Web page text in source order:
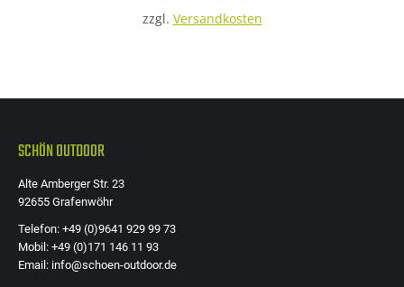
zzgl. Versandkosten
SCHÖN OUTDOOR
Alte Amberger Str. 23
92655 Grafenwöhr
Telefon: +49 (0)9641 929 99 73
Mobil: +49 (0)171 146 11 93
Email: info@schoen-outdoor.de